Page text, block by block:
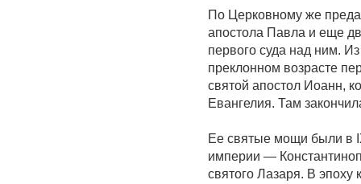
По Церковному же
апостола Павла и еще
первого суда над ним.
преклонном возрасте
святой апостол Иоанн,
Евангелия. Там
Ее святые мощи были в
империи —
святого Лазаря. В